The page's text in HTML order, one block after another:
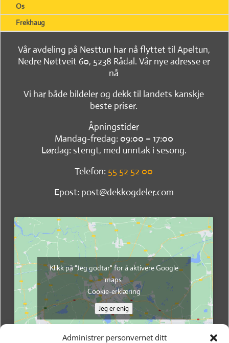
Administrer personvernet ditt
Os
Frekhaug
Vår avdeling på Nesttun har nå flyttet til Apeltun,
Nedre Nøttveit 60, 5238 Rådal. Vår nye adresse er
nå
Vi har både bildeler og dekk til landets kanskje
beste priser.
Åpningstider
Mandag-fredag: 09:00 – 17:00
Lørdag: stengt, med unntak i sesong.
Telefon: 55 52 52 00
Epost: post@dekkogdeler.com
Klikk på "Jeg godtar" for å aktivere Google
maps
Cookie-erklæring
Jeg er enig